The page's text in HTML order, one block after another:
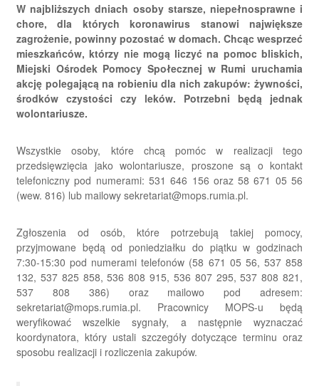
W najbliższych dniach osoby starsze, niepełnosprawne i
chore, dla których koronawirus stanowi największe
zagrożenie, powinny pozostać w domach. Chcąc wesprzeć
mieszkańców, którzy nie mogą liczyć na pomoc bliskich,
Miejski Ośrodek Pomocy Społecznej w Rumi uruchamia
akcję polegającą na robieniu dla nich zakupów: żywności,
środków czystości czy leków. Potrzebni będą jednak
wolontariusze.
Wszystkie osoby, które chcą pomóc w realizacji tego
przedsięwzięcia jako wolontariusze, proszone są o kontakt
telefoniczny pod numerami: 531 646 156 oraz 58 671 05 56
(wew. 816) lub mailowy sekretariat@mops.rumia.pl.
Zgłoszenia od osób, które potrzebują takiej pomocy,
przyjmowane będą od poniedziałku do piątku w godzinach
7:30-15:30 pod numerami telefonów (58 671 05 56, 537 858
132, 537 825 858, 536 808 915, 536 807 295, 537 808 821,
537 808 386) oraz mailowo pod adresem:
sekretariat@mops.rumia.pl. Pracownicy MOPS-u będą
weryfikować wszelkie sygnały, a następnie wyznaczać
koordynatora, który ustali szczegóły dotyczące terminu oraz
sposobu realizacji i rozliczenia zakupów.